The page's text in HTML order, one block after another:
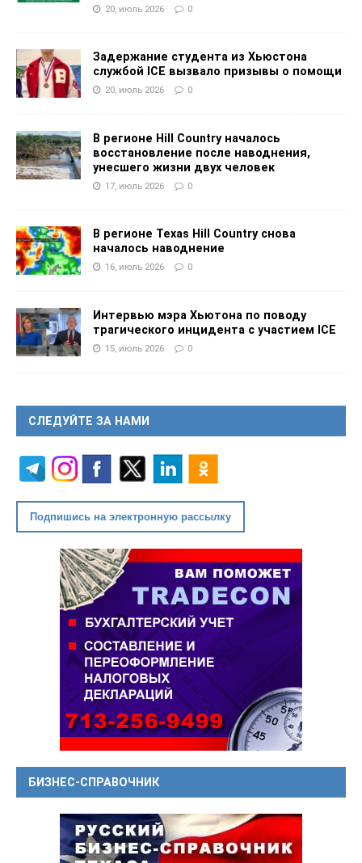
20, июль 2026 0
Задержание студента из Хьюстона
службой ICE вызвало призывы о помощи
20, июль 2026 0
В регионе Hill Country началось
восстановление после наводнения,
унесшего жизни двух человек
17, июль 2026 0
В регионе Texas Hill Country снова
началось наводнение
16, июль 2026 0
Интервью мэра Хьютона по поводу
трагического инцидента с участием ICE
15, июль 2026 0
СЛЕДУЙТЕ ЗА НАМИ
Подпишись на электронную рассылку
БИЗНЕС-СПРАВОЧНИК